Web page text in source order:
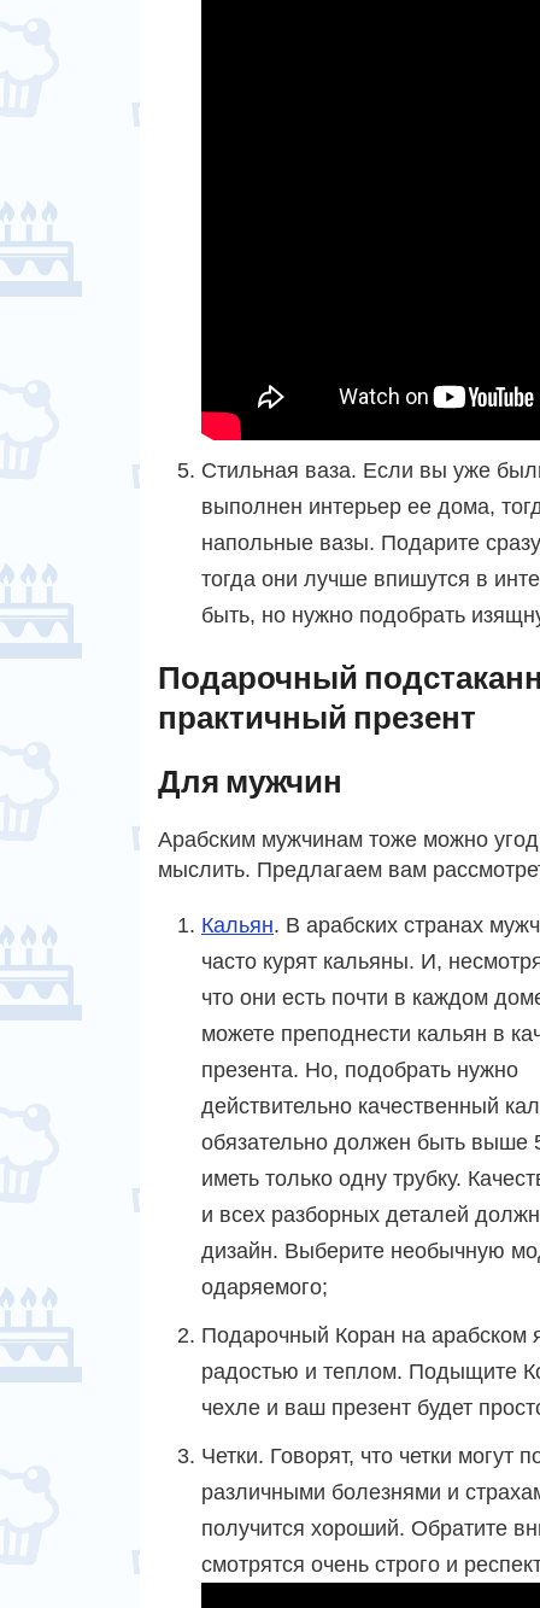
Стильная ваза. Если вы уже
выполнен интерьер ее дома,
напольные вазы. Подарите
тогда они лучше впишутся в
быть, но нужно подобрать
Подарочный
практичный презент
Для мужчин
Арабским мужчинам тоже можно
мыслить. Предлагаем вам
Кальян. В арабских странах
часто курят кальяны. И,
что они есть почти в каждом
можете преподнести кальян в
презента. Но, подобрать нужно
действительно качественный
обязательно должен быть выше
иметь только одну трубку.
и всех разборных деталей
дизайн. Выберите необычную
одаряемого;
Подарочный Коран на арабском
радостью и теплом. Подыщите
чехле и ваш презент будет
Четки. Говорят, что четки могут
различными болезнями и
получится хороший. Обратите
смотрятся очень строго и